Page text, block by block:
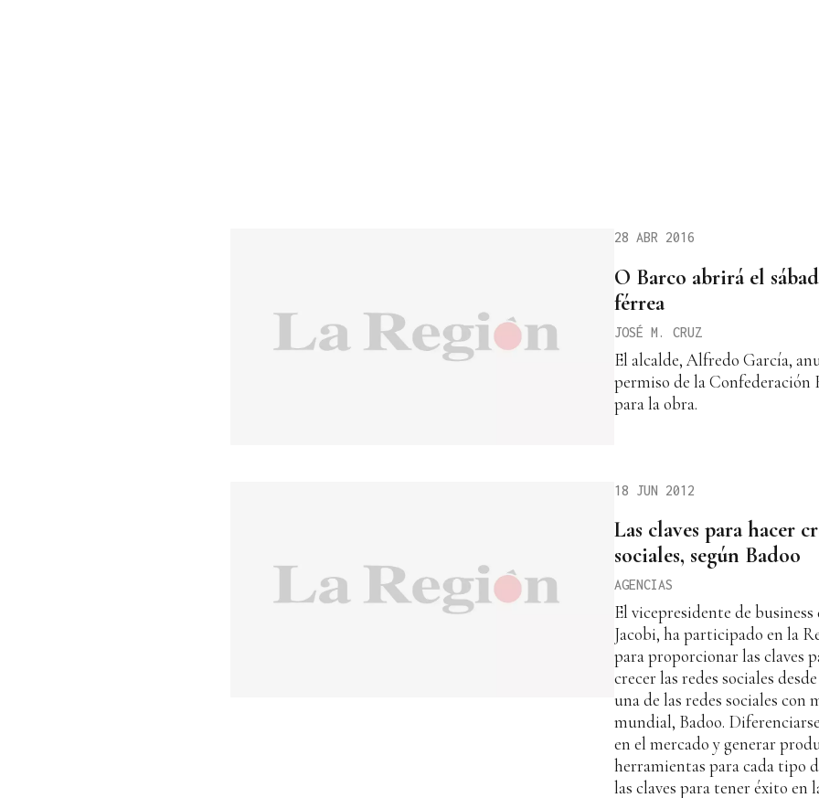
28 ABR 2016
O Barco abrirá el
férrea
JOSÉ M. CRUZ
El alcalde, Alfredo García,
permiso de la
para la obra.
18 JUN 2012
Las claves para hacer
sociales, según Badoo
AGENCIAS
El vicepresidente de
Jacobi, ha participado en la
para proporcionar las claves
crecer las redes sociales
una de las redes sociales con
mundial, Badoo.
en el mercado y generar
herramientas para cada tipo
las claves para tener éxito en